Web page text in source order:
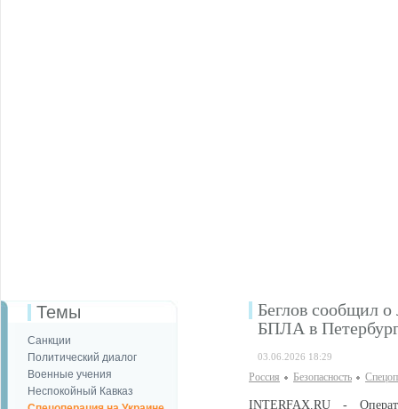
Темы
Санкции
Политический диалог
Военные учения
Неспокойный Кавказ
Беглов сообщил о
БПЛА в
03.06.2026 18:29
Россия Безопаcность
INTERFAX.RU -